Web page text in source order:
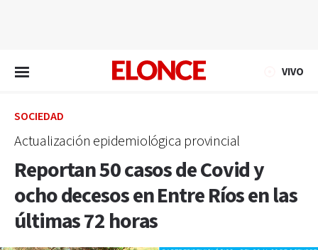
VIVO
SOCIEDAD
Actualización epidemiológica provincial
Reportan 50 casos de Covid y
ocho decesos en Entre Ríos en las
últimas 72 horas